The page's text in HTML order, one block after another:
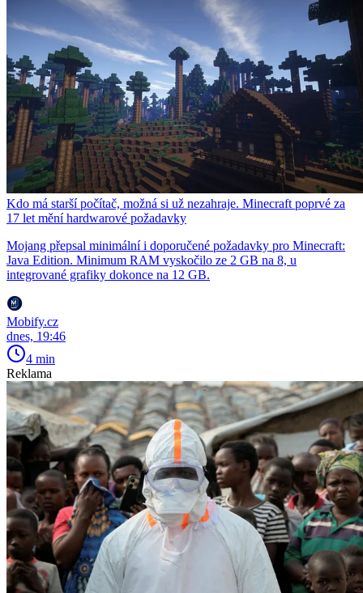
Kdo má starší počítač, možná si už nezahraje. Minecraft poprvé za
17 let mění hardwarové požadavky
Mojang přepsal minimální i doporučené požadavky pro Minecraft:
Java Edition. Minimum RAM vyskočilo ze 2 GB na 8, u
integrované grafiky dokonce na 12 GB.
Mobify.cz
dnes, 19:46
4 min
Reklama